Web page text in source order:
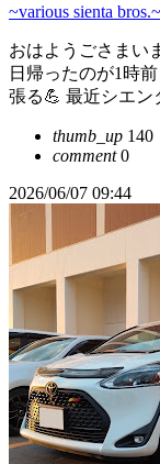
~various sienta bros.~
おはようごさまい
日帰ったのが1時
張る💪 最近シエン
thumb_up 140
comment0
2026/06/07 09:44